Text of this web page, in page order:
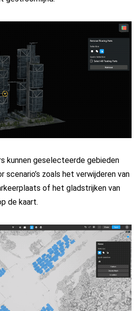
kunnen geselecteerde gebieden
scenario’s zoals het verwijderen van
of het gladstrijken van
de kaart.